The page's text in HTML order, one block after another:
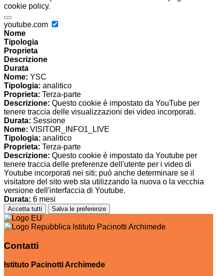
cookie policy.
youtube.com
Nome
Tipologia
Proprieta
Descrizione
Durata
Nome: YSC
Tipologia: analitico
Proprieta: Terza-parte
Descrizione: Questo cookie è impostato da YouTube per
tenere traccia delle visualizzazioni dei video incorporati.
Durata: Sessione
Nome: VISITOR_INFO1_LIVE
Tipologia: analitico
Proprieta: Terza-parte
Descrizione: Questo cookie è impostato da Youtube per
tenere traccia delle preferenze dell'utente per i video di
Youtube incorporati nei siti; può anche determinare se il
visitatore del sito web sta utilizzando la nuova o la vecchia
versione dell'interfaccia di Youtube.
Durata: 6 mesi
Accetta tutti Salva le preferenze
Istituto Pacinotti Archimede
Contatti
Istituto Pacinotti Archimede